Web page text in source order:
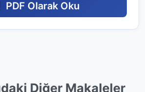
PDF Olarak Oku
Diğer Makaleler